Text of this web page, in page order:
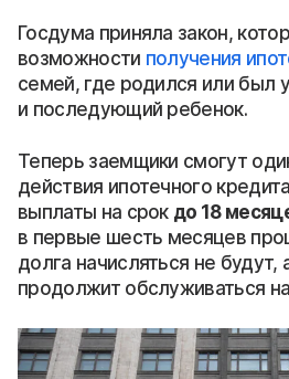
Госдума приняла закон,
возможности получения
семей, где родился или был
и последующий ребенок.
Теперь заемщики смогут
действия ипотечного
выплаты на срок до 18
в первые шесть месяцев
долга начисляться не будут,
продолжит обслуживаться